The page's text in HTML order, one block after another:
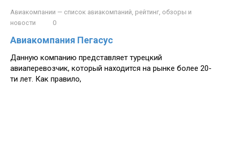
Авиакомпании — список авиакомпаний, рейтинг, обзоры и
новости
0
Авиакомпания Пегасус
Данную компанию представляет турецкий
авиаперевозчик, который находится на рынке более 20-
ти лет. Как правило,